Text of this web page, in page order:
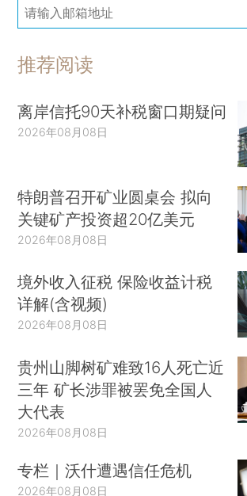
推荐阅读
离岸信托90天补税窗口期疑问
2026年08月08日
特朗普召开矿业圆桌会 拟向
关键矿产投资超20亿美元
2026年08月08日
境外收入征税 保险收益计税
详解(含视频)
2026年08月08日
贵州山脚树矿难致16人死亡近
三年 矿长涉罪被罢免全国人
大代表
2026年08月08日
专栏｜沃什遭遇信任危机
2026年08月08日